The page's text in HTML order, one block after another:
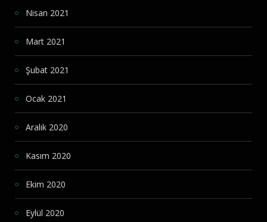
Nisan 2021
Mart 2021
Şubat 2021
Ocak 2021
Aralık 2020
Kasım 2020
Ekim 2020
Eylül 2020